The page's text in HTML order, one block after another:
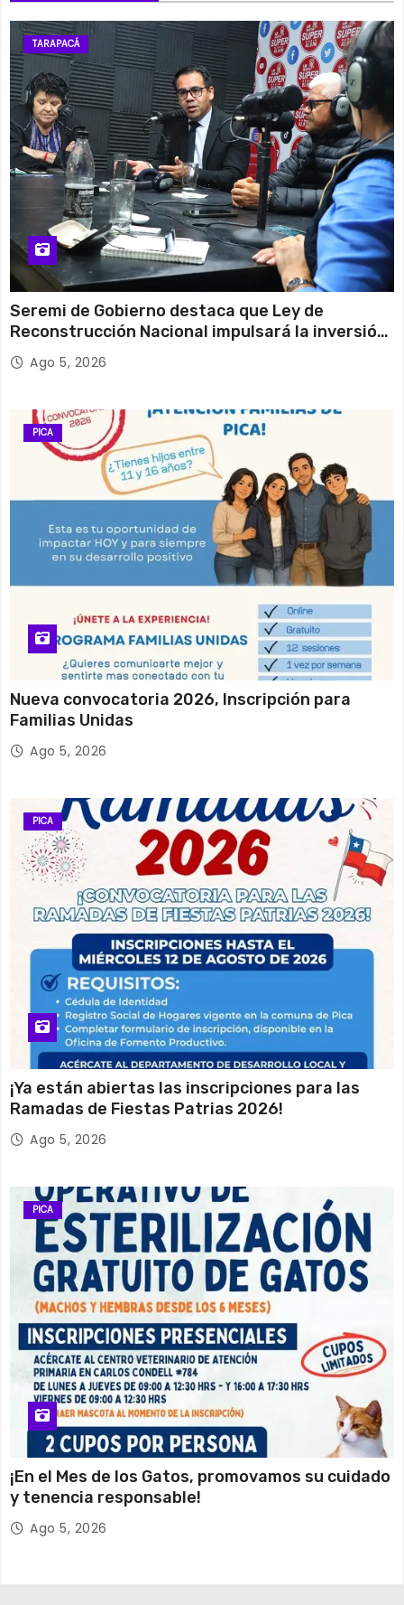
TARAPACÁ
Seremi de Gobierno destaca que Ley de
Reconstrucción Nacional impulsará la inversión
y el empleo en Tarapacá
Ago 5, 2026
PICA
Nueva convocatoria 2026, Inscripción para
Familias Unidas
Ago 5, 2026
PICA
¡Ya están abiertas las inscripciones para las
Ramadas de Fiestas Patrias 2026!
Ago 5, 2026
PICA
¡En el Mes de los Gatos, promovamos su cuidado
y tenencia responsable!
Ago 5, 2026